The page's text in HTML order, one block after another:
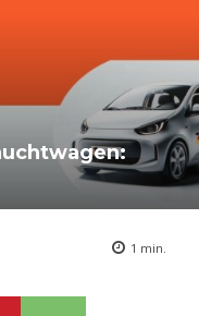
1 min.